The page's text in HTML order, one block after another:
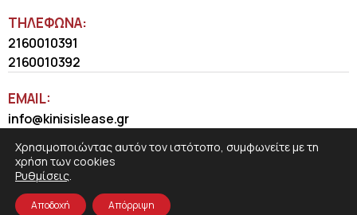
ΤΗΛΈΦΩΝΑ:
2160010391
2160010392
EMAIL:
info@kinisislease.gr
Χρησιμοποιώντας αυτόν τον ιστότοπο, συμφωνείτε με τη
χρήση των cookies
Ρυθμίσεις.
Αποδοχή Απόρριψη